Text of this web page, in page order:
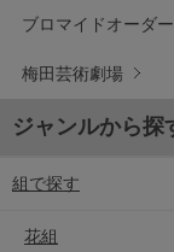
ブロマイドオーダ
梅田芸術劇場
ジャンルから探
組で探す
花組